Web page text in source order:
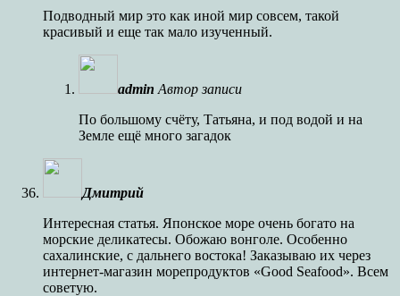
Подводный мир это как иной мир совсем, такой
красивый и еще так мало изученный.
admin Автор записи
По большому счёту, Татьяна, и под водой и на
Земле ещё много загадок
Дмитрий
Интересная статья. Японское море очень богато на
морские деликатесы. Обожаю вонголе. Особенно
сахалинские, с дальнего востока! Заказываю их через
интернет-магазин морепродуктов «Good Seafood». Всем
советую.